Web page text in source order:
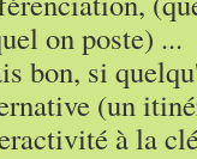
on poste) ...
bon, si
(un
à la